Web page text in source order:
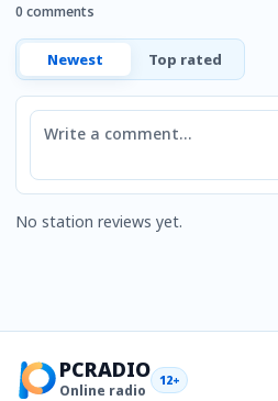
0 comments
Newest Top rated
Comment
No station reviews yet.
PCRADIO
Online radio
12+